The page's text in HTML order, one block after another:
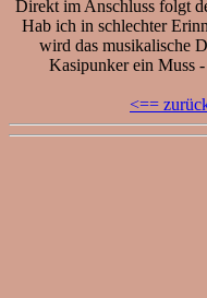
Direkt im Anschluss folgt
Hab ich in schlechter
wird das musikalische
Kasipunker ein Muss
<==